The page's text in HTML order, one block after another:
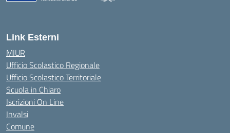
Link Esterni
MIUR
Ufficio Scolastico Regionale
Ufficio Scolastico Territoriale
Scuola in Chiaro
Iscrizioni On Line
Invalsi
Comune